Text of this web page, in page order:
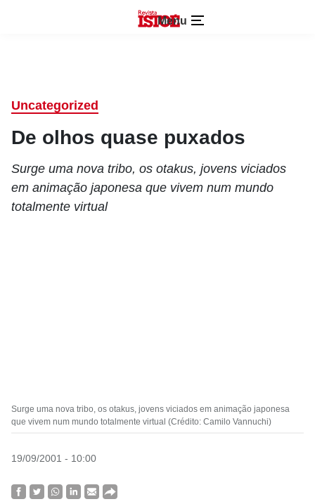
Menu
Uncategorized
De olhos quase puxados
Surge uma nova tribo, os otakus, jovens viciados
em animação japonesa que vivem num mundo
totalmente virtual
Surge uma nova tribo, os otakus, jovens viciados em animação japonesa
que vivem num mundo totalmente virtual (Crédito: Camilo Vannuchi)
19/09/2001 - 10:00